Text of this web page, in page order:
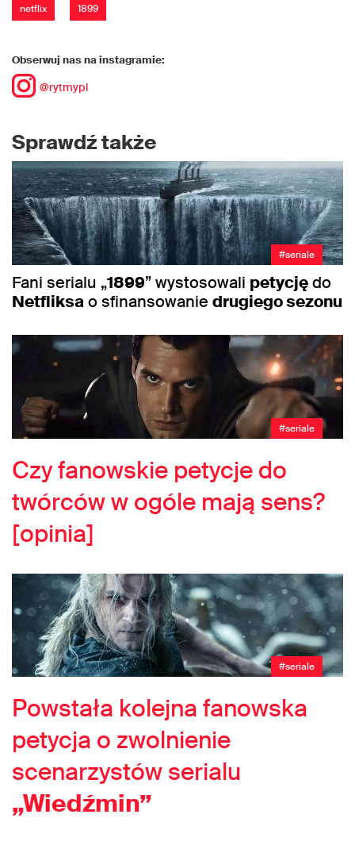
netflix 1899
Obserwuj nas na instagramie:
@rytmypl
Sprawdź także
#seriale
Fani serialu „1899” wystosowali petycjędo
Netfliksao sfinansowanie drugiego sezonu
#seriale
Czy fanowskie petycje do
twórców w ogóle mają sens?
[opinia]
#seriale
Powstała kolejna fanowska
petycja o zwolnienie
„Wiedźmin”